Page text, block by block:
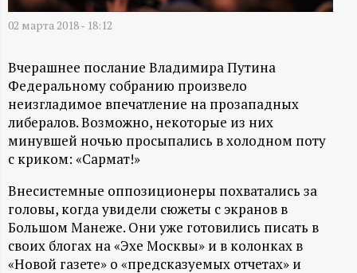
А
-
и
н
ф
о
02 марта 2018 - 18:12
Вчерашнее послание Владимира Путина
Федеральному собранию произвело
неизгладимое впечатление на прозападных
либералов. Возможно, некоторые из них
минувшей ночью просыпались в холодном поту
с криком: «Сармат!»
Внесистемные оппозиционеры похватались за
головы, когда увидели сюжеты с экранов в
Большом Манеже. Они уже готовились писать в
своих блогах на «Эхе Москвы» и в колонках в
«Новой газете» о «предсказуемых отчетах» и